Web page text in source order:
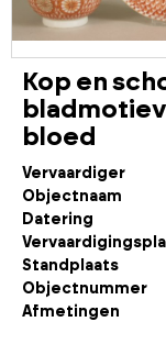
Kop en
bloed
Vervaardiger
Objectnaam
Datering
Standplaats
Objectnummer
Afmetingen